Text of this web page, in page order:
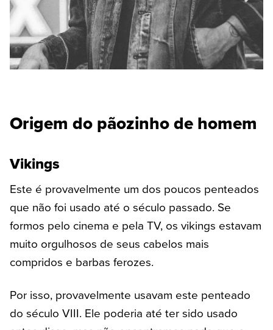
Origem do pãozinho de homem
Vikings
Este é provavelmente um dos poucos penteados
que não foi usado até o século passado. Se
formos pelo cinema e pela TV, os vikings estavam
muito orgulhosos de seus cabelos mais
compridos e barbas ferozes.
Por isso, provavelmente usavam este penteado
do século VIII. Ele poderia até ter sido usado